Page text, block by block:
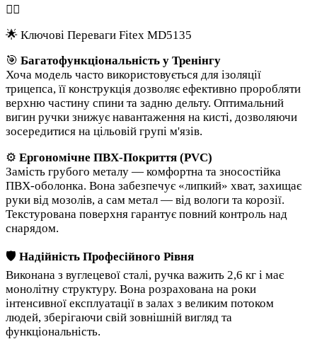
🏋️‍♂️
🌟 Ключові Переваги Fitex MD5135
🎯 Багатофункціональність у Тренінгу
Хоча модель часто використовується для ізоляції
трицепса, її конструкція дозволяє ефективно проробляти
верхню частину спини та задню дельту. Оптимальний
вигин ручки знижує навантаження на кисті, дозволяючи
зосередитися на цільовій групі м'язів.
⚙️ Ергономічне ПВХ-Покриття (PVC)
Замість грубого металу — комфортна та зносостійка
ПВХ-оболонка. Вона забезпечує «липкий» хват, захищає
руки від мозолів, а сам метал — від вологи та корозії.
Текстурована поверхня гарантує повний контроль над
снарядом.
🛡️ Надійність Професійного Рівня
Виконана з вуглецевої сталі, ручка важить 2,6 кг і має
монолітну структуру. Вона розрахована на роки
інтенсивної експлуатації в залах з великим потоком
людей, зберігаючи свій зовнішній вигляд та
функціональність.